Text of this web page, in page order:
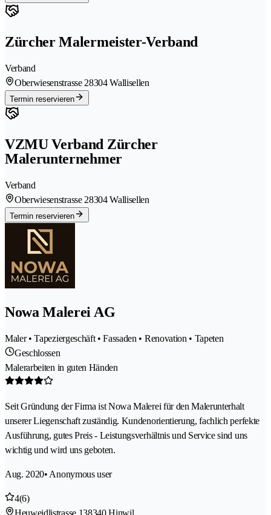
Zürcher Malermeister-Verband
Verband
Oberwiesenstrasse 28304 Wallisellen
Termin reservieren
VZMU Verband Zürcher
Malerunternehmer
Verband
Oberwiesenstrasse 28304 Wallisellen
Termin reservieren
Nowa Malerei AG
Maler • Tapeziergeschäft • Fassaden • Renovation • Tapeten
Geschlossen
Malerarbeiten in guten Händen
Seit Gründung der Firma ist Nowa Malerei für den Malerunterhalt
unserer Liegenschaft zuständig. Kundenorientierung, fachlich perfekte
Ausführung, gutes Preis - Leistungsverhältnis und Service sind uns
wichtig und wird uns geboten.
Aug. 2020• Anonymous user
4(6)
Heuweidlistrasse 138340 Hinwil